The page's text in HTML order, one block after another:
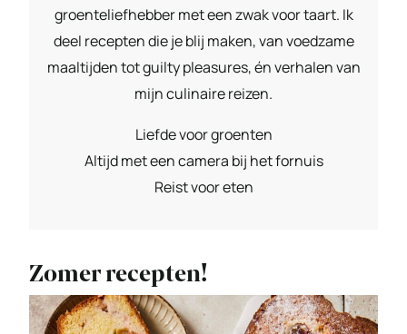
groenteliefhebber met een zwak voor taart. Ik
deel recepten die je blij maken, van voedzame
maaltijden tot guilty pleasures, én verhalen van
mijn culinaire reizen.
Liefde voor groenten
Altijd met een camera bij het fornuis
Reist voor eten
Zomer recepten!